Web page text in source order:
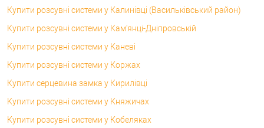
Купити розсувні системи у Калинівці (Васильківський район)
Купити розсувні системи у Кам'янці-Дніпровській
Купити розсувні системи у Каневі
Купити розсувні системи у Коржах
Купити серцевина замка у Кирилівці
Купити розсувні системи у Княжичах
Купити розсувні системи у Кобеляках